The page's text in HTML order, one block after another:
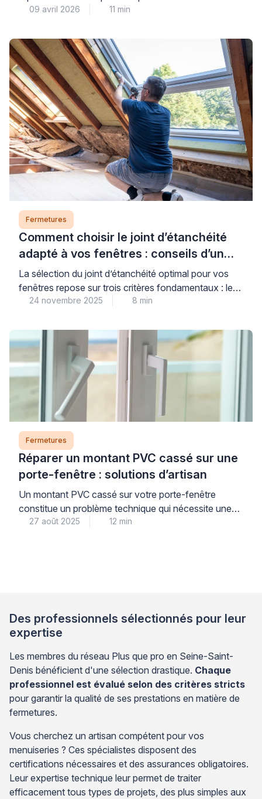
propriétaires. Cette situation se présente
ou d’une terrasse sans laisser son logement ouvert.
La poignée double baie vitrée constitue une réponse
adaptée à cette problématique courante. Elle permet
de manœuvrer la menuiserie des deux côtés […]
09 avril 2026 11 min
Fermetures
Comment choisir le joint d’étanchéité
adapté à vos fenêtres : conseils d’un
expert
La sélection du joint d’étanchéité optimal pour vos
fenêtres repose sur trois critères fondamentaux : le
matériau de menuiserie, le type d’ouverture et
qualité correctement installés constituent un
investissement stratégique pour votre confort
thermique et acoustique quotidien. Ces éléments
techniques, souvent négligés, influencent
directement votre consommation énergétique […]
24 novembre 2025 8 min
Fermetures
Réparer un montant PVC cassé sur une
porte-fenêtre : solutions d’artisan
Un montant PVC cassé sur votre porte-fenêtre
constitue un problème technique qui nécessite une
intervention appropriée pour maintenir l’intégrité de
27 août 2025 12 min
Des professionnels sélectionnés pour leur
expertise
Les membres du réseau Plus que pro en Seine-Saint-
Denis bénéficient d'une sélection drastique. Chaque
professionnel est évalué selon des critères stricts
pour garantir la qualité de ses prestations en matière de
fermetures.
Vous cherchez un artisan compétent pour vos
menuiseries ? Ces spécialistes disposent des
certifications nécessaires et des assurances obligatoires.
Leur expertise technique leur permet de traiter
efficacement tous types de projets, des plus simples aux